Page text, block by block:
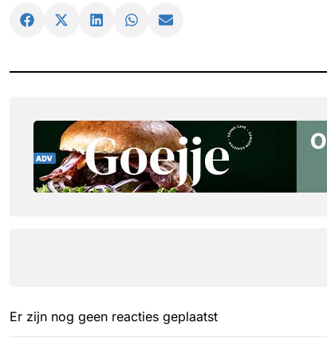
Er zijn nog geen reacties geplaatst